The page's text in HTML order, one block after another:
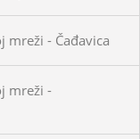
- Čađavica
mreži -